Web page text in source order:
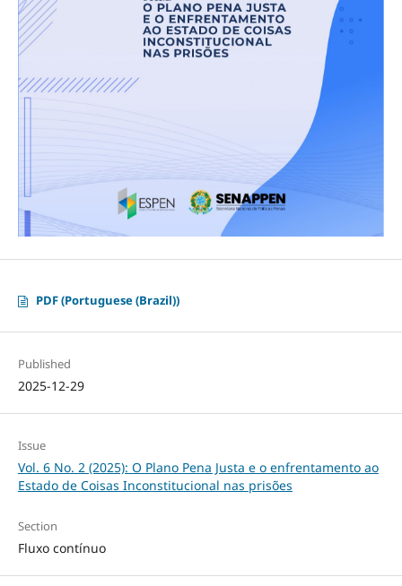
PDF (Portuguese (Brazil))
Published
2025-12-29
Issue
Vol. 6 No. 2 (2025): O Plano Pena Justa e o enfrentamento ao
Estado de Coisas Inconstitucional nas prisões
Section
Fluxo contínuo